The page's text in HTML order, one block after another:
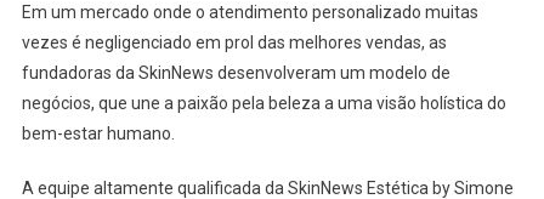
Em um mercado onde o atendimento personalizado muitas
vezes é negligenciado em prol das melhores vendas, as
fundadoras da SkinNews desenvolveram um modelo de
negócios, que une a paixão pela beleza a uma visão holística do
bem-estar humano.
A equipe altamente qualificada da SkinNews Estética by Simone